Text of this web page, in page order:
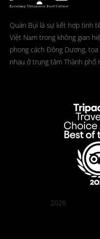
Quán Bụi là sự kết hợp tinh
Việt Nam trong không gian
phong cách Đông Dương,
nhau ở trung tâm Thành phố
2026